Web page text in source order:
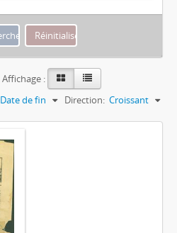
Affichage :
Date de fin Direction: Croissant